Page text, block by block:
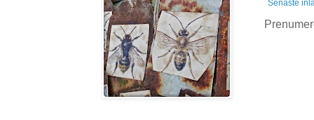
Senaste